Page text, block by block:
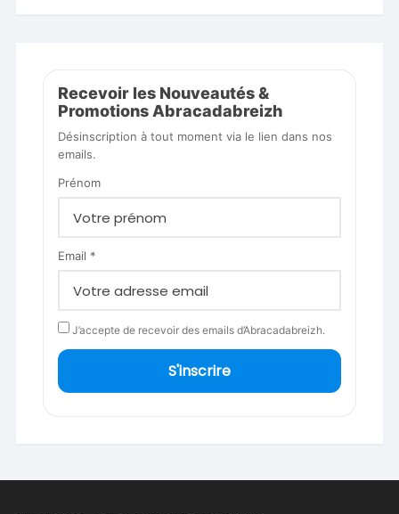
Recevoir les Nouveautés &
Promotions Abracadabreizh
Désinscription à tout moment via le lien dans nos
emails.
Prénom
Email *
J’accepte de recevoir des emails d’Abracadabreizh.
S'inscrire